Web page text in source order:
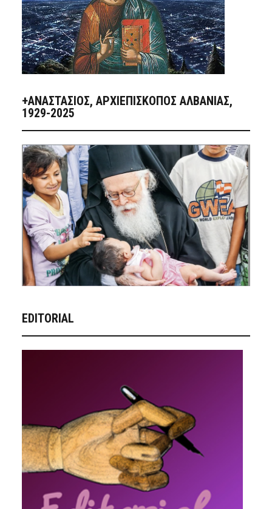
+ΑΝΑΣΤΆΣΙΟΣ, ΑΡΧΙΕΠΊΣΚΟΠΟΣ ΑΛΒΑΝΊΑΣ,
1929-2025
EDITORIAL